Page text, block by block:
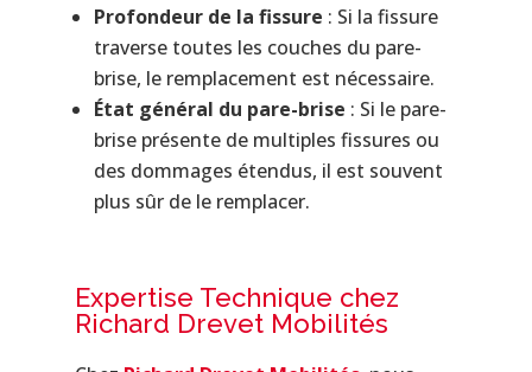
Profondeur de la fissure : Si la fissure
traverse toutes les couches du pare-
brise, le remplacement est nécessaire.
État général du pare-brise : Si le pare-
brise présente de multiples fissures ou
des dommages étendus, il est souvent
plus sûr de le remplacer.
Expertise Technique chez
Richard Drevet Mobilités